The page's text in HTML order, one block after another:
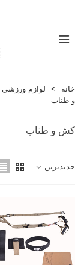
خانه > لوازم ورزشی
و طناب
کش و طناب
جدیدترین